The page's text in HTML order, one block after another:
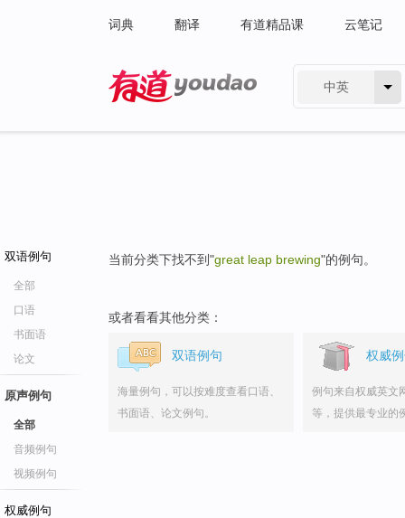
词典 翻译 有道精品课 云笔记
中英
双语例句
全部
口语
书面语
论文
原声例句
全部
音频例句
视频例句
权威例句
当前分类下找不到"great leap brewing"的例句。
或者看看其他分类：
双语例句
海量例句，可以按难度查看口语、
书面语、论文例句。
权威
例句来自权威英文
等，提供最专业的